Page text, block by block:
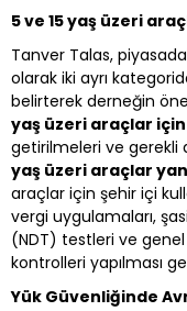
5 ve 15 yaş üzeri
Tanver Talas,
olarak iki ayrı
belirterek derneğin
yaş üzeri araçlar için
getirilmeleri ve gerekli
yaş üzeri araçlar
araçlar için şehir içi
vergi uygulamaları,
(NDT) testleri ve
kontrolleri yapılması
Yük Güvenliğinde